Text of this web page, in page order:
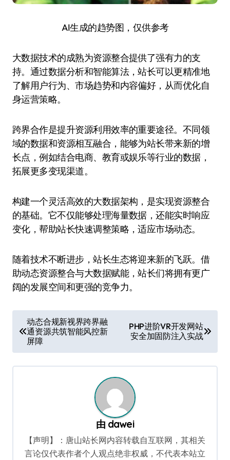
AI生成的趋势图，仅供参考
大数据技术的成熟为资源整合提供了强有力的支
持。通过数据分析和智能算法，站长可以更精准地
了解用户行为、市场趋势和内容偏好，从而优化自
身运营策略。
跨界合作是提升资源利用效率的重要途径。不同领
域的数据和资源相互融合，能够为站长带来新的增
长点，例如结合电商、教育或娱乐等行业的数据，
拓展更多变现渠道。
构建一个灵活高效的大数据架构，是实现资源整合
的基础。它不仅能够处理海量数据，还能实时响应
变化，帮助站长快速调整策略，适应市场动态。
随着技术不断进步，站长生态将迎来新的飞跃。借
助动态资源整合与大数据赋能，站长们将拥有更广
阔的发展空间和更强的竞争力。
章
导
航
动态合规新视界跨界融
通资源共筑智能风控新
屏障
PHP进阶VR开发网站
安全加固防注入实战
由 dawei
【声明】：唐山站长网内容转载自互联网，其相关
言论仅代表作者个人观点绝非权威，不代表本站立